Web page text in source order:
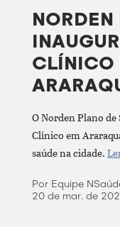
CLÍNICO
O Norden Plano de
Clínico em
saúde na cidade.
Por Equipe
20 de mar. de